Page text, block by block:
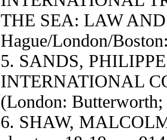
THE SEA: LAW
Hague/London/
5. SANDS,
INTERNATIONAL
(London: Butterworth;
6. SHAW,